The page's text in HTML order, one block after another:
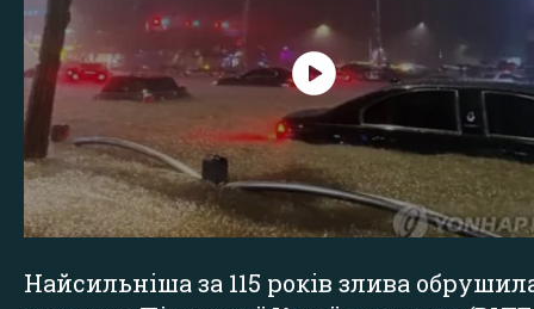
Найсильніша за 115 років злива